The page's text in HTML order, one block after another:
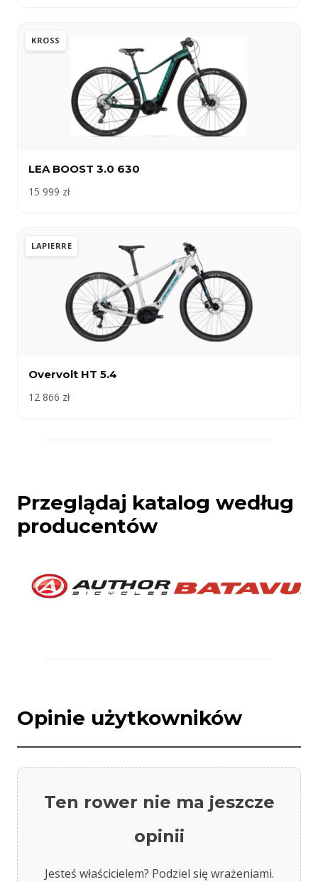
KROSS
LEA BOOST 3.0 630
15 999 zł
LAPIERRE
Overvolt HT 5.4
12 866 zł
Przeglądaj katalog według
producentów
Opinie użytkowników
Ten rower nie ma jeszcze
opinii
Jesteś właścicielem? Podziel się wrażeniami.